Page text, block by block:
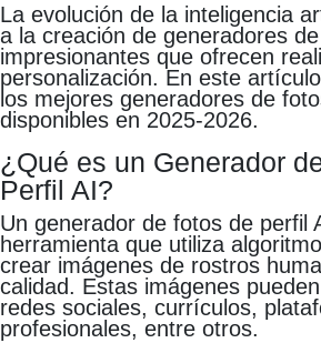
La evolución de la inteligencia
a la creación de generadores
impresionantes que ofrecen
personalización. En este
los mejores generadores de
disponibles en 2025-2026.
¿Qué es un Generador
Perfil AI?
Un generador de fotos de perfil
herramienta que utiliza
crear imágenes de rostros
calidad. Estas imágenes
redes sociales, currículos,
profesionales, entre otros.